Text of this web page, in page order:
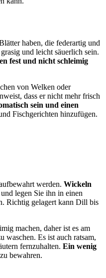
haben, die federartig und
und leicht säuerlich sein.
fest und nicht schleimig
von Welken oder
dass er nicht mehr frisch
sein und einen
Fischgerichten hinzufügen.
werden. Wickeln
und legen Sie ihn in einen
Richtig gelagert kann Dill bis
machen, daher ist es am
waschen. Es ist auch ratsam,
fernzuhalten. Ein wenig
bewahren.